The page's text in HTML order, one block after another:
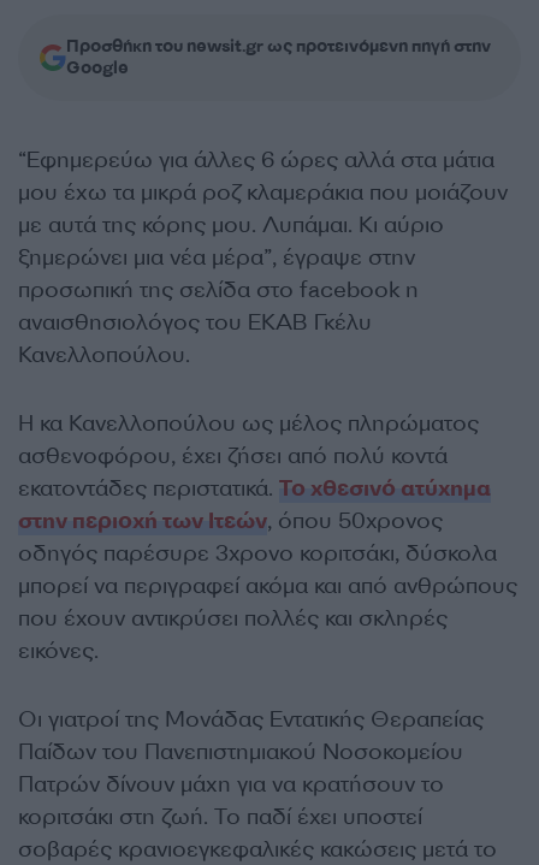
Προσθήκη του newsit.gr ως προτεινόμενη πηγή στην
Google
“Εφημερεύω για άλλες 6 ώρες αλλά στα μάτια
μου έχω τα μικρά ροζ κλαμεράκια που μοιάζουν
με αυτά της κόρης μου. Λυπάμαι. Κι αύριο
ξημερώνει μια νέα μέρα”, έγραψε στην
προσωπική της σελίδα στο facebook η
αναισθησιολόγος του ΕΚΑΒ Γκέλυ
Κανελλοπούλου.
Η κα Κανελλοπούλου ως μέλος πληρώματος
ασθενοφόρου, έχει ζήσει από πολύ κοντά
εκατοντάδες περιστατικά. Το χθεσινό ατύχημα
στην περιοχή των Ιτεών, όπου 50χρονος
οδηγός παρέσυρε 3χρονο κοριτσάκι, δύσκολα
μπορεί να περιγραφεί ακόμα και από ανθρώπους
που έχουν αντικρύσει πολλές και σκληρές
εικόνες.
Οι γιατροί της Μονάδας Εντατικής Θεραπείας
Παίδων του Πανεπιστημιακού Νοσοκομείου
Πατρών δίνουν μάχη για να κρατήσουν το
κοριτσάκι στη ζωή. Το παδί έχει υποστεί
σοβαρές κρανιοεγκεφαλικές κακώσεις μετά το